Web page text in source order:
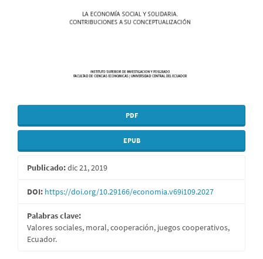
PDF
EPUB
Publicado:dic 21, 2019
DOI: https://doi.org/10.29166/economia.v69i109.2027
Palabras clave:
Valores sociales, moral, cooperación, juegos cooperativos,
Ecuador.